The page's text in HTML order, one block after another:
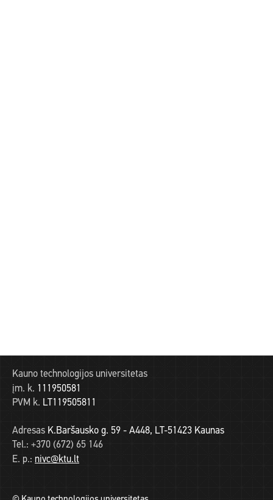
Kauno technologijos universitetas
įm. k. 111950581
PVM k. LT119505811
Adresas K.Baršausko g. 59 - A448, LT-51423 Kaunas
Tel.: +370 (672) 65 146
E. p.: nivc@ktu.lt